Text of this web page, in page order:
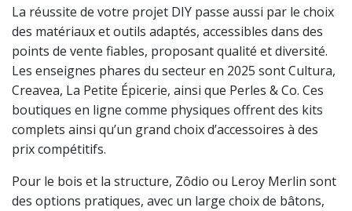
La réussite de votre projet DIY passe aussi par le choix
des matériaux et outils adaptés, accessibles dans des
points de vente fiables, proposant qualité et diversité.
Les enseignes phares du secteur en 2025 sont Cultura,
Creavea, La Petite Épicerie, ainsi que Perles & Co. Ces
boutiques en ligne comme physiques offrent des kits
complets ainsi qu’un grand choix d’accessoires à des
prix compétitifs.
Pour le bois et la structure, Zôdio ou Leroy Merlin sont
des options pratiques, avec un large choix de bâtons,